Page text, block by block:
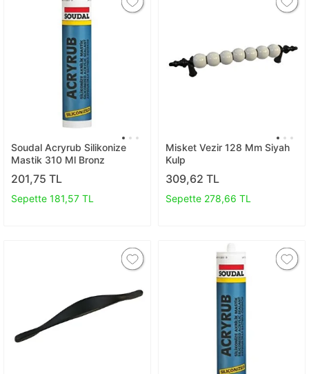
Soudal Acryrub Silikonize
Mastik 310 Ml Bronz
201,75 TL
Sepette 181,57 TL
Misket Vezir 128 Mm Siyah
Kulp
309,62 TL
Sepette 278,66 TL